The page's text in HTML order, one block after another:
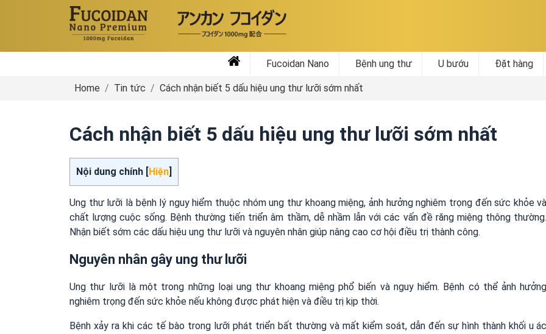
Fucoidan Nano Bệnh ung thư U bướu Đặt hàng
Home Tin tức Cách nhận biết 5 dấu hiệu ung thư lưỡi sớm nhất
Cách nhận biết 5 dấu hiệu ung thư lưỡi sớm nhất
Nội dung chính [Hiện]
Ung thư lưỡi là bệnh lý nguy hiểm thuộc nhóm ung thư khoang miệng, ảnh hưởng nghiêm trọng đến sức khỏe và
chất lượng cuộc sống. Bệnh thường tiến triển âm thầm, dễ nhầm lẫn với các vấn đề răng miệng thông thường.
Nhận biết sớm các dấu hiệu ung thư lưỡi và nguyên nhân giúp nâng cao cơ hội điều trị thành công.
Nguyên nhân gây ung thư lưỡi
Ung thư lưỡi là một trong những loại ung thư khoang miệng phổ biến và nguy hiểm. Bệnh có thể ảnh hưởng
nghiêm trọng đến sức khỏe nếu không được phát hiện và điều trị kịp thời.
Bệnh xảy ra khi các tế bào trong lưỡi phát triển bất thường và mất kiểm soát, dẫn đến sự hình thành khối u ác